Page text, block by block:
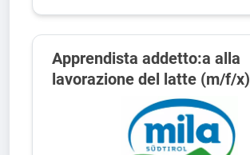
Apprendista addetto:a alla
lavorazione del latte (m/f/x)